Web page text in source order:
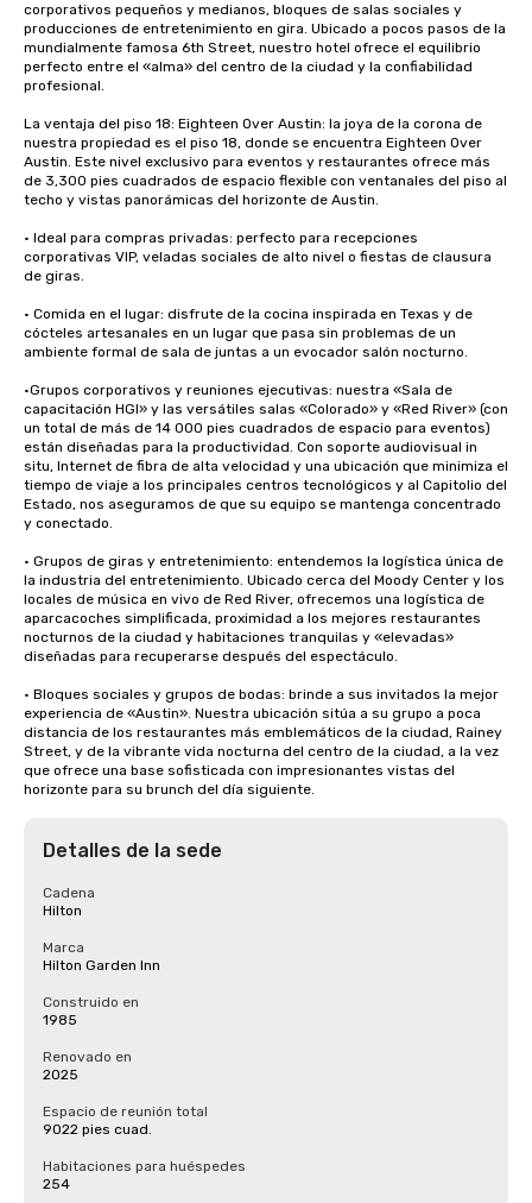
corporativos pequeños y medianos, bloques de salas sociales y
producciones de entretenimiento en gira. Ubicado a pocos pasos de la
mundialmente famosa 6th Street, nuestro hotel ofrece el equilibrio
perfecto entre el «alma» del centro de la ciudad y la confiabilidad
profesional.
La ventaja del piso 18: Eighteen Over Austin: la joya de la corona de
nuestra propiedad es el piso 18, donde se encuentra Eighteen Over
Austin. Este nivel exclusivo para eventos y restaurantes ofrece más
de 3,300 pies cuadrados de espacio flexible con ventanales del piso al
techo y vistas panorámicas del horizonte de Austin.
• Ideal para compras privadas: perfecto para recepciones
corporativas VIP, veladas sociales de alto nivel o fiestas de clausura
de giras.
• Comida en el lugar: disfrute de la cocina inspirada en Texas y de
cócteles artesanales en un lugar que pasa sin problemas de un
ambiente formal de sala de juntas a un evocador salón nocturno.
•Grupos corporativos y reuniones ejecutivas: nuestra «Sala de
capacitación HGI» y las versátiles salas «Colorado» y «Red River» (con
un total de más de 14 000 pies cuadrados de espacio para eventos)
están diseñadas para la productividad. Con soporte audiovisual in
situ, Internet de fibra de alta velocidad y una ubicación que minimiza el
tiempo de viaje a los principales centros tecnológicos y al Capitolio del
Estado, nos aseguramos de que su equipo se mantenga concentrado
y conectado.
• Grupos de giras y entretenimiento: entendemos la logística única de
la industria del entretenimiento. Ubicado cerca del Moody Center y los
locales de música en vivo de Red River, ofrecemos una logística de
aparcacoches simplificada, proximidad a los mejores restaurantes
nocturnos de la ciudad y habitaciones tranquilas y «elevadas»
diseñadas para recuperarse después del espectáculo.
• Bloques sociales y grupos de bodas: brinde a sus invitados la mejor
experiencia de «Austin». Nuestra ubicación sitúa a su grupo a poca
distancia de los restaurantes más emblemáticos de la ciudad, Rainey
Street, y de la vibrante vida nocturna del centro de la ciudad, a la vez
que ofrece una base sofisticada con impresionantes vistas del
horizonte para su brunch del día siguiente.
Detalles de la sede
Cadena
Hilton
Marca
Hilton Garden Inn
Construido en
1985
Renovado en
2025
Espacio de reunión total
9022 pies cuad.
Habitaciones para huéspedes
254